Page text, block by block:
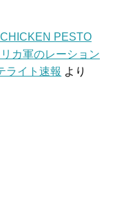
PESTO
カ軍のレーション
ライト速報 より